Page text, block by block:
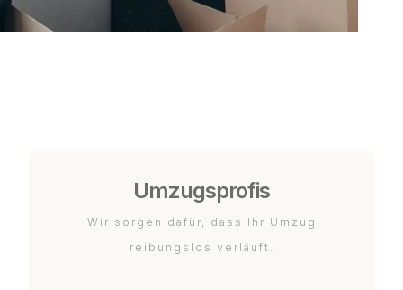
Umzugsprofis
Wir sorgen dafür, dass Ihr Umzug
reibungslos verläuft.